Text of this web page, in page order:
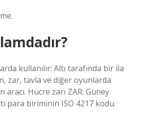
kullanılır: Altı tarafında bir ila
zar, tavla ve diğer oyunlarda
Hücre zarı ZAR: Güney
para biriminin ISO 4217 kodu.